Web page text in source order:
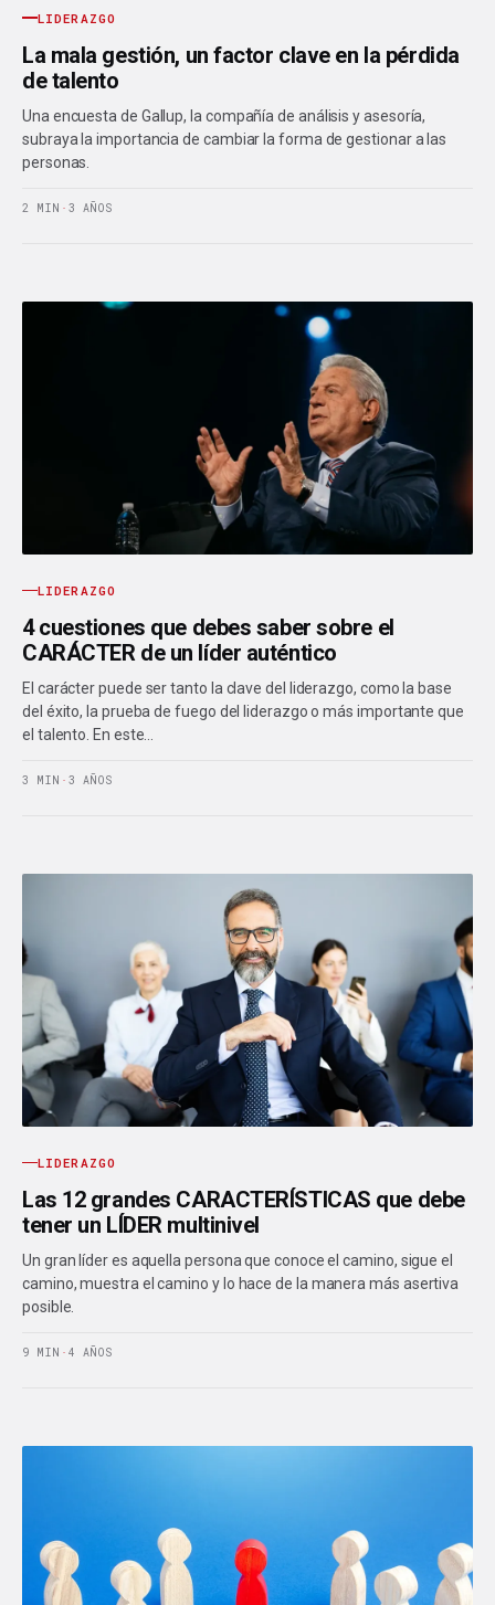
LIDERAZGO
La mala gestión, un factor clave en la pérdida
de talento
Una encuesta de Gallup, la compañía de análisis y asesoría,
subraya la importancia de cambiar la forma de gestionar a las
personas.
2 MIN · 3 AÑOS
LIDERAZGO
4 cuestiones que debes saber sobre el
CARÁCTER de un líder auténtico
El carácter puede ser tanto la clave del liderazgo, como la base
del éxito, la prueba de fuego del liderazgo o más importante que
el talento. En este…
3 MIN · 3 AÑOS
LIDERAZGO
Las 12 grandes CARACTERÍSTICAS que debe
tener un LÍDER multinivel
Un gran líder es aquella persona que conoce el camino, sigue el
camino, muestra el camino y lo hace de la manera más asertiva
posible.
9 MIN · 4 AÑOS